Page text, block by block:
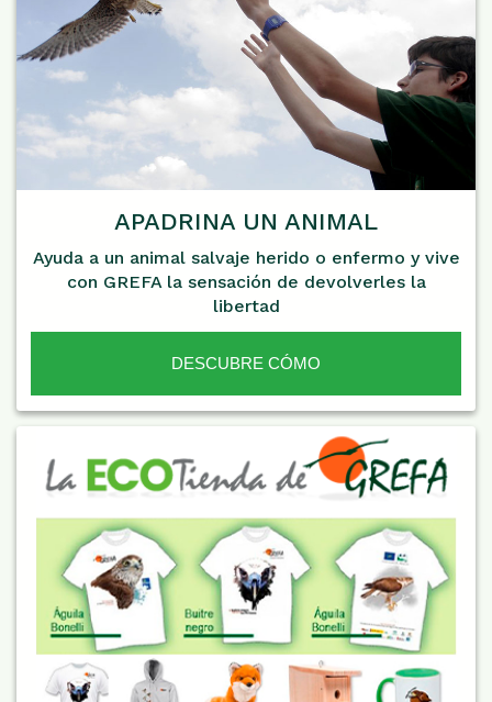
APADRINA UN ANIMAL
Ayuda a un animal salvaje herido o enfermo y vive
con GREFA la sensación de devolverles la
libertad
DESCUBRE CÓMO